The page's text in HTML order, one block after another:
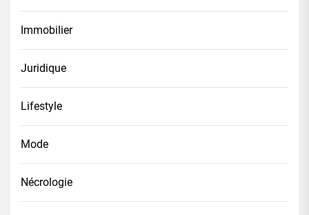
Immobilier
Juridique
Lifestyle
Mode
Nécrologie